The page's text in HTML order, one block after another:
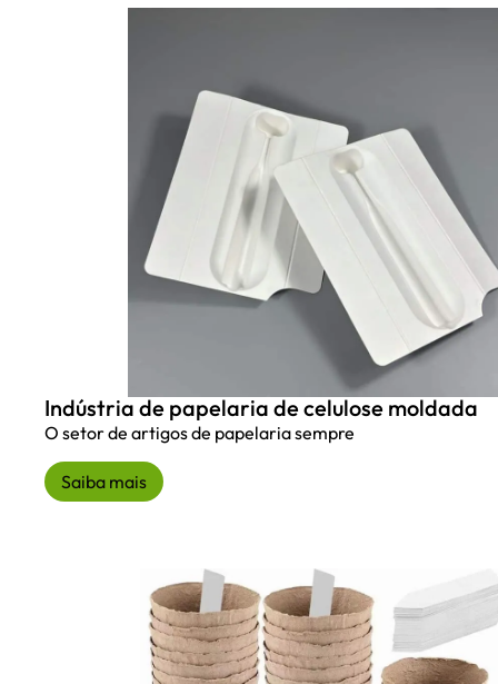
Indústria de papelaria de celulose moldada
O setor de artigos de papelaria sempre
Saiba mais